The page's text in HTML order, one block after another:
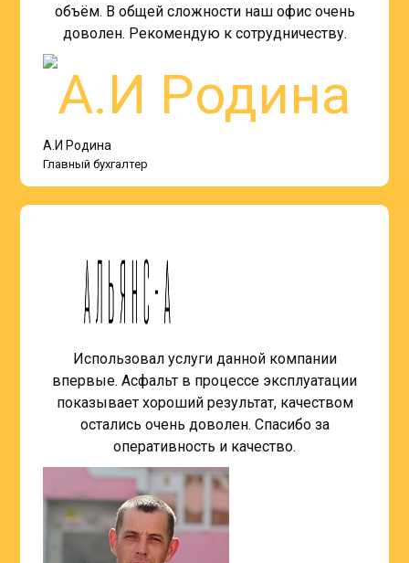
объём. В общей сложности наш офис очень
доволен. Рекомендую к сотрудничеству.
А.И Родина
Главный бухгалтер
Использовал услуги данной компании
впервые. Асфальт в процессе эксплуатации
показывает хороший результат, качеством
остались очень доволен. Спасибо за
оперативность и качество.